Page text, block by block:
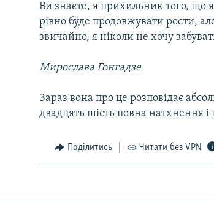
Ви знаєте, я прихильник того, що
рівно буде продовжувати рости,
звичайно, я ніколи не хочу
Мирослава Гонгадзе
Зараз вона про це розповідає
двадцять шість повна натхнення і
Поділитись Читати без VPN